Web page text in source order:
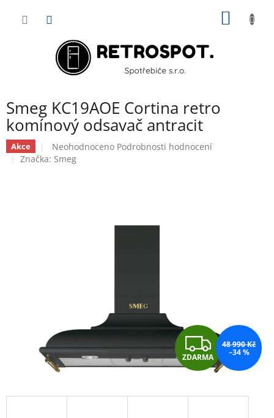
Smeg KC19AOE Cortina retro
komínový odsavač antracit
Akce
Průměrné
hodnocení
Neohodnoceno Podrobnosti hodnocení
Značka: Smeg
Z
D
A
ZDARMA
48 990 Kč
–34 %